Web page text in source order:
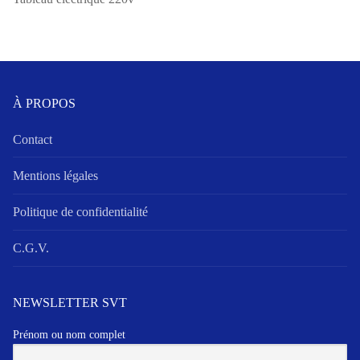
À PROPOS
Contact
Mentions légales
Politique de confidentialité
C.G.V.
NEWSLETTER SVT
Prénom ou nom complet